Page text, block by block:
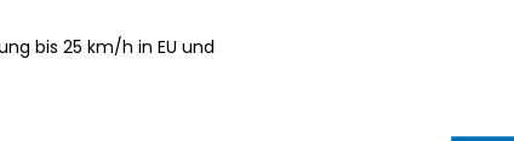
bis 25 km/h in EU und